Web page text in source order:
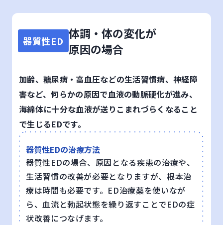
器質性ED 体調・体の変化が
原因の場合
加齢、糖尿病・高血圧などの生活習慣病、神経障
害など、何らかの原因で血液の動脈硬化が進み、
海綿体に十分な血液が送りこまれづらくなること
で生じるEDです。
器質性EDの治療方法
器質性EDの場合、原因となる疾患の治療や、
生活習慣の改善が必要となりますが、根本治
療は時間も必要です。 ED治療薬を使いなが
ら、血流と勃起状態を繰り返すことでEDの症
状改善につなげます。